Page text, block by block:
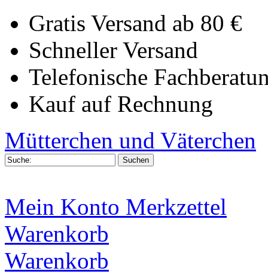
Gratis Versand ab 80 €
Schneller Versand
Telefonische
Kauf auf Rechnung
Mütterchen und Väterchen
Mein Konto Merkzettel
Warenkorb
Warenkorb